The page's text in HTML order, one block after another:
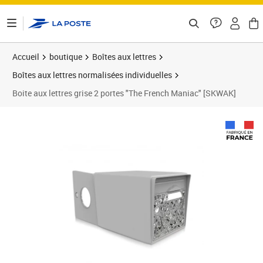
Accueil boutique
Boîtes aux lettres
Boîtes aux lettres normalisées individuelles
Boite aux lettres grise 2 portes "The French Maniac" [SKWAK]